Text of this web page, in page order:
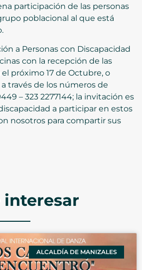
participación de las personas
poblacional al que está
a Personas con Discapacidad
con la recepción de las
próximo 17 de Octubre, o
través de los números de
– 323 2277144; la invitación es
a participar en estos
nosotros para compartir sus
interesar
ALCALDÍA DE MANIZALES